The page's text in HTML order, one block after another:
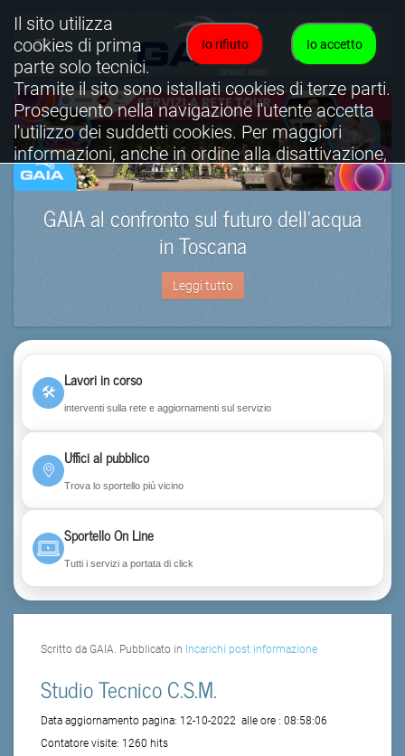
GAIA al confronto sul futuro dell’acqua
in Toscana
Leggi tutto
🛠
Lavori in corso
interventi sulla rete e aggiornamenti sul servizio
Uffici al pubblico
Trova lo sportello più vicino
Sportello On Line
Tutti i servizi a portata di click
Scritto da GAIA. Pubblicato in Incarichi post informazione
Studio Tecnico C.S.M.
Data aggiornamento pagina: 12-10-2022 alle ore : 08:58:06
Contatore visite: 1260 hits
Io accetto
Io rifiuto
Il sito utilizza
cookies di prima
parte solo tecnici.
Tramite il sito sono istallati cookies di terze parti.
Proseguento nella navigazione l'utente accetta
l'utilizzo dei suddetti cookies. Per maggiori
informazioni, anche in ordine alla disattivazione,
è possibile consultare l'informativa cookies
completa.
Visualizza informativa completa.